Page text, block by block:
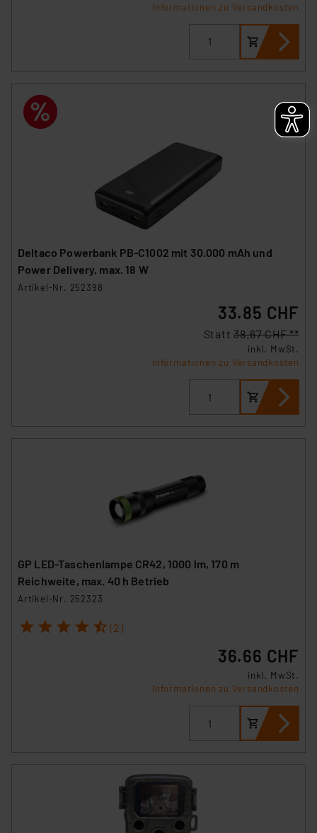
Informationen zu Versandkosten
Deltaco Powerbank PB-C1002 mit 30.000 mAh und
Power Delivery, max. 18 W
Artikel-Nr. 252398
33.85 CHF
Statt38.67 CHF **
inkl. MwSt.
Informationen zu Versandkosten
GP LED-Taschenlampe CR42, 1000 lm, 170 m
Reichweite, max. 40 h Betrieb
Artikel-Nr. 252323
1 2 3 4 5 (2)
36.66 CHF
inkl. MwSt.
Informationen zu Versandkosten